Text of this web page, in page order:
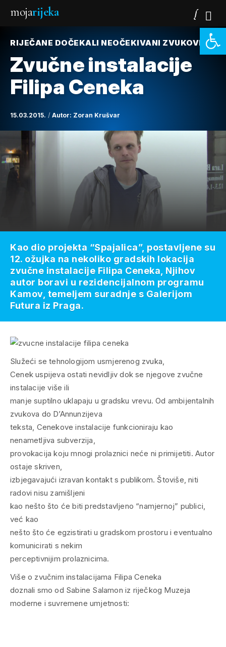
mojarijeka
RIJEČANE DOČEKALI NEOČEKIVANI ZVUKOVI
Zvučne instalacije
Filipa Ceneka
15.03.2015. Autor: Zoran Krušvar
Služeći se tehnologijom usmjerenog zvuka,
Cenek uspijeva ostati nevidljiv dok se njegove zvučne
instalacije više ili
manje suptilno uklapaju u gradsku vrevu. Od ambijentalnih
zvukova do D’Annunzijeva
teksta, Cenekove instalacije funkcioniraju kao
nenametljiva subverzija,
provokacija koju mnogi prolaznici neće ni primijetiti. Autor
ostaje skriven,
izbjegavajući izravan kontakt s publikom. Štoviše, niti
radovi nisu zamišljeni
kao nešto što će biti predstavljeno “namjernoj” publici,
već kao
nešto što će egzistirati u gradskom prostoru i eventualno
komunicirati s nekim
perceptivnijim prolaznicima.
Više o zvučnim instalacijama Filipa Ceneka
doznali smo od Sabine Salamon iz riječkog Muzeja
moderne i suvremene umjetnosti:
Kao dio projekta “Spajalica”, postavljene su
12. ožujka na nekoliko gradskih lokacija
zvučne instalacije Filipa Ceneka, Njihov
autor boravi u rezidencijalnom programu
Kamov, temeljem suradnje s Galerijom
Futura iz Praga.